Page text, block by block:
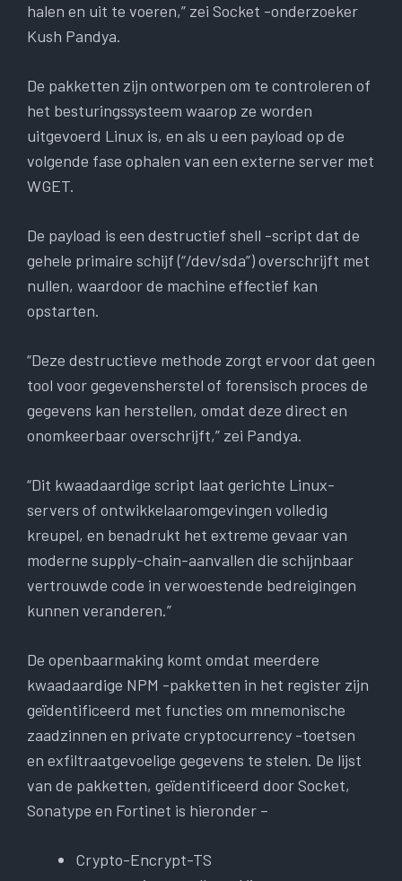
halen en uit te voeren,” zei Socket -onderzoeker
Kush Pandya.
De pakketten zijn ontworpen om te controleren of
het besturingssysteem waarop ze worden
uitgevoerd Linux is, en als u een payload op de
volgende fase ophalen van een externe server met
WGET.
De payload is een destructief shell -script dat de
gehele primaire schijf (“/dev/sda”) overschrijft met
nullen, waardoor de machine effectief kan
opstarten.
“Deze destructieve methode zorgt ervoor dat geen
tool voor gegevensherstel of forensisch proces de
gegevens kan herstellen, omdat deze direct en
onomkeerbaar overschrijft,” zei Pandya.
“Dit kwaadaardige script laat gerichte Linux-
servers of ontwikkelaaromgevingen volledig
kreupel, en benadrukt het extreme gevaar van
moderne supply-chain-aanvallen die schijnbaar
vertrouwde code in verwoestende bedreigingen
kunnen veranderen.”
De openbaarmaking komt omdat meerdere
kwaadaardige NPM -pakketten in het register zijn
geïdentificeerd met functies om mnemonische
zaadzinnen en private cryptocurrency -toetsen
en exfiltraatgevoelige gegevens te stelen. De lijst
van de pakketten, geïdentificeerd door Socket,
Sonatype en Fortinet is hieronder –
Crypto-Encrypt-TS